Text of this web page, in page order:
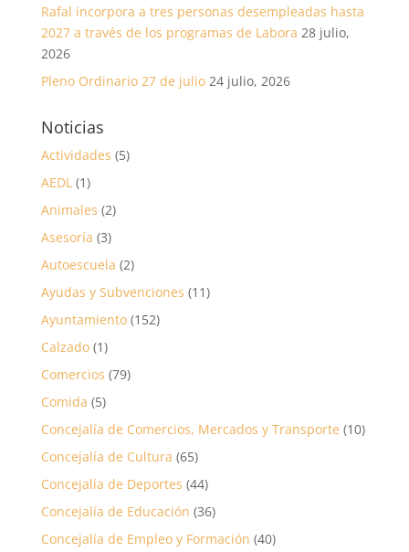
Rafal incorpora a tres personas desempleadas hasta
2027 a través de los programas de Labora 28 julio,
2026
Pleno Ordinario 27 de julio 24 julio, 2026
Noticias
Actividades (5)
AEDL(1)
Animales (2)
Asesoría (3)
Autoescuela (2)
Ayudas y Subvenciones (11)
Ayuntamiento(152)
Calzado(1)
Comercios (79)
Comida (5)
Concejalía de Comercios, Mercados y Transporte (10)
Concejalía de Cultura (65)
Concejalía de Deportes (44)
Concejalía de Educación (36)
Concejalía de Empleo y Formación (40)